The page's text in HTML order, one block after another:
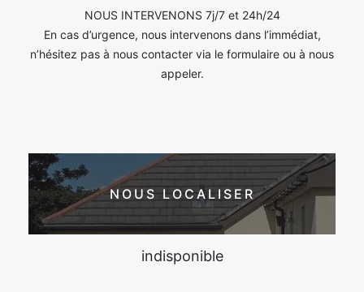
NOUS INTERVENONS 7j/7 et 24h/24
En cas d’urgence, nous intervenons dans l’immédiat,
n’hésitez pas à nous contacter via le formulaire ou à nous
appeler.
NOUS LOCALISER
indisponible